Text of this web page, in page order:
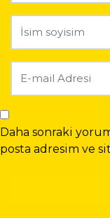
Daha sonraki
posta adresim ve